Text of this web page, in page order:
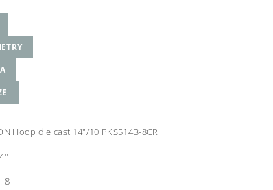
Hoop die cast 14"/10 PKS514B-8CR
8